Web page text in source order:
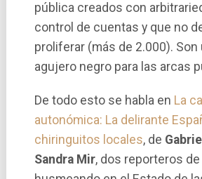
pública creados con
control de cuentas y que no
proliferar (más de 2.000).
agujero negro para las arcas
De todo esto se habla en La
autonómica: La delirante
chiringuitos locales, de
Sandra Mir, dos reporteros